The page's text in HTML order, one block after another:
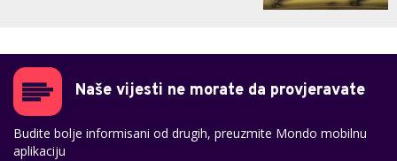
Naše vijesti ne morate da provjeravate
Budite bolje informisani od drugih, preuzmite Mondo mobilnu
aplikaciju